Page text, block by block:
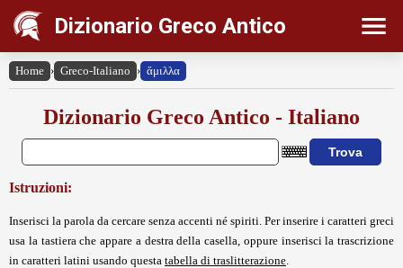
Dizionario Greco Antico
Home › Greco-Italiano › ἅμιλλα
Dizionario Greco Antico - Italiano
Istruzioni:
Inserisci la parola da cercare senza accenti né spiriti. Per inserire i caratteri greci
usa la tastiera che appare a destra della casella, oppure inserisci la trascrizione
in caratteri latini usando questa tabella di traslitterazione